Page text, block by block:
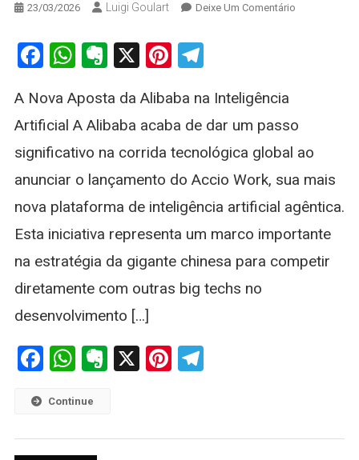
23/03/2026 Luigi Goulart Deixe Um ComentárioOn
IA
Agêntica
Facebook
WhatsApp
Evernote
X Pinterest
A Nova Aposta da Alibaba na Inteligência
Artificial A Alibaba acaba de dar um passo
significativo na corrida tecnológica global ao
anunciar o lançamento do Accio Work, sua mais
nova plataforma de inteligência artificial agêntica.
Esta iniciativa representa um marco importante
na estratégia da gigante chinesa para competir
diretamente com outras big techs no
desenvolvimento […]
Facebook
WhatsApp
Evernote
X Pinterest
Continue